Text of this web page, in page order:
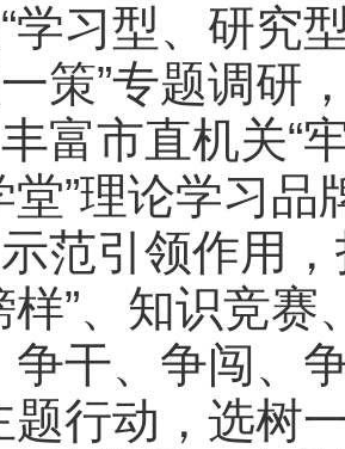
学习型、研究
策”专题调研
富市直机关“
堂”理论学习
范引领作用
样”、知识竞
争干、争闯、
题行动，选树